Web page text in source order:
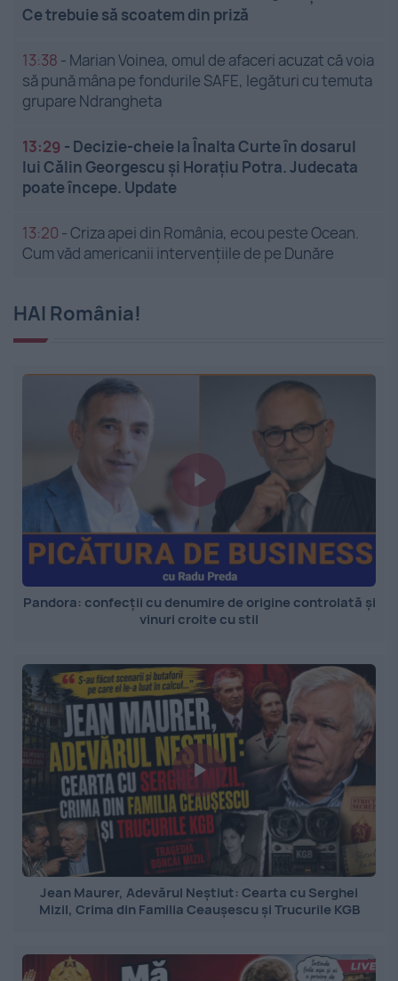
Ce trebuie să scoatem din priză
13:38 - Marian Voinea, omul de afaceri acuzat că voia
să pună mâna pe fondurile SAFE, legături cu temuta
grupare Ndrangheta
13:29 - Decizie-cheie la Înalta Curte în dosarul
lui Călin Georgescu și Horațiu Potra. Judecata
poate începe. Update
13:20 -Criza apei din România, ecou peste Ocean.
Cum văd americanii intervențiile de pe Dunăre
HAI România!
Pandora: confecții cu denumire de origine controlată și
vinuri croite cu stil
Jean Maurer, Adevărul Neștiut: Cearta cu Serghei
Mizil, Crima din Familia Ceaușescu și Trucurile KGB